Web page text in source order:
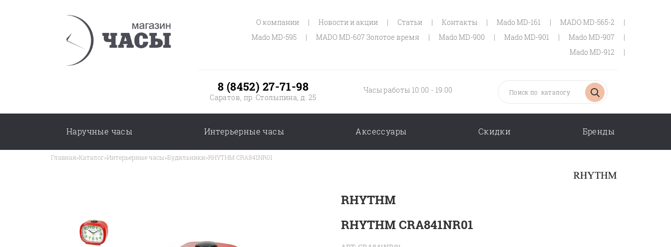
О компании | Новости и акции | Статьи | Контакты | Mado MD-161 | MADO MD-565-2
|
Mado MD-595
| MADO MD-607 Золотое время | Mado MD-900 | Mado MD-901 | Mado MD-907
|
Mado MD-912
|
8 (8452) 27-71-98
Саратов, пр. Столыпина, д. 25
Часы работы 10:00 - 19:00
Наручные часы Интерьерные часы Аксессуары Скидки Бренды
Главная>Каталог>Интерьерные часы>Будильники>RHYTHM CRA841NR01
RHYTHM
RHYTHM CRA841NR01